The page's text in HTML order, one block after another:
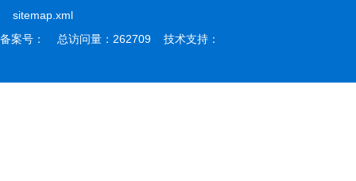
sitemap.xml
备案号： 总访问量：262709 技术支持：